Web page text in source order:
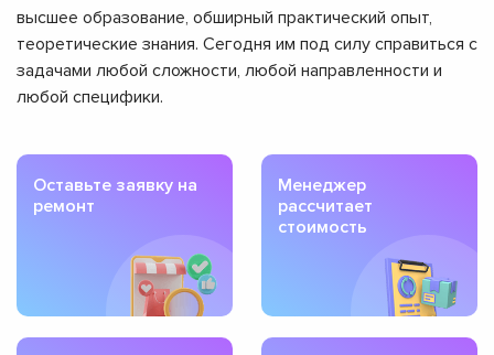
высшее образование, обширный практический опыт,
теоретические знания. Сегодня им под силу справиться с
задачами любой сложности, любой направленности и
любой специфики.
Оставьте заявку на
ремонт
Менеджер
рассчитает
стоимость